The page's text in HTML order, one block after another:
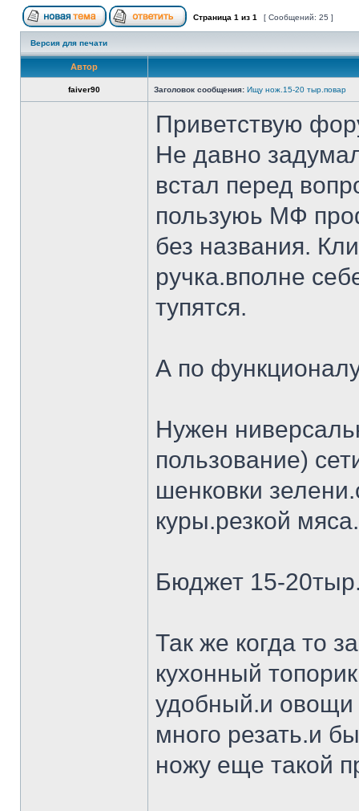
Страница 1 из 1 [ Сообщений: 25 ]
Версия для печати
Автор
faiver90 Заголовок сообщения: Ищу нож.15-20 тыр.повар
Приветствую
Не давно
встал перед
пользуюь МФ
без названия.
ручка.вполне
тупятся.
А по
Нужен
пользование)
шенковки
куры.резкой
Бюджет 15-
Так же когда то
кухонный
удобный.и овощи
много резать.и
ножу еще такой